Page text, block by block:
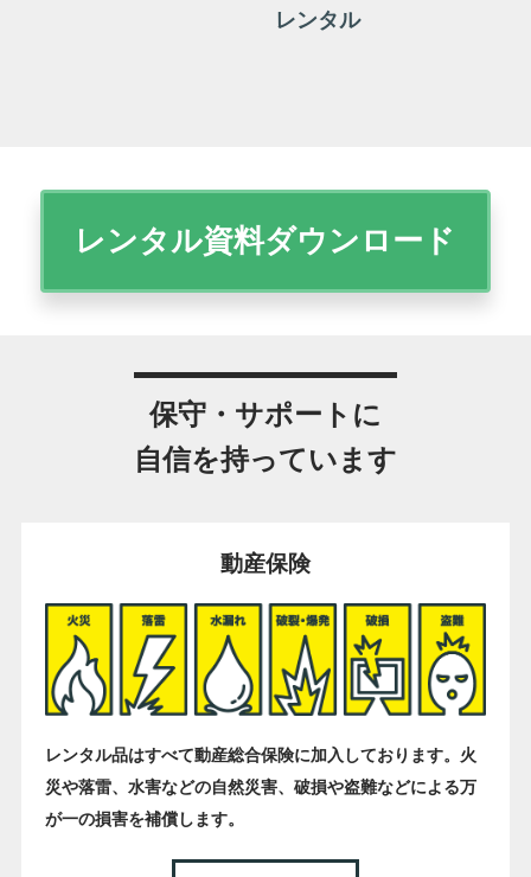
レンタル
レンタル資料ダウンロード
保守・サポートに
自信を持っています
動産保険
レンタル品はすべて動産総合保険に加入しております。火
災や落雷、水害などの自然災害、破損や盗難などによる万
が一の損害を補償します。